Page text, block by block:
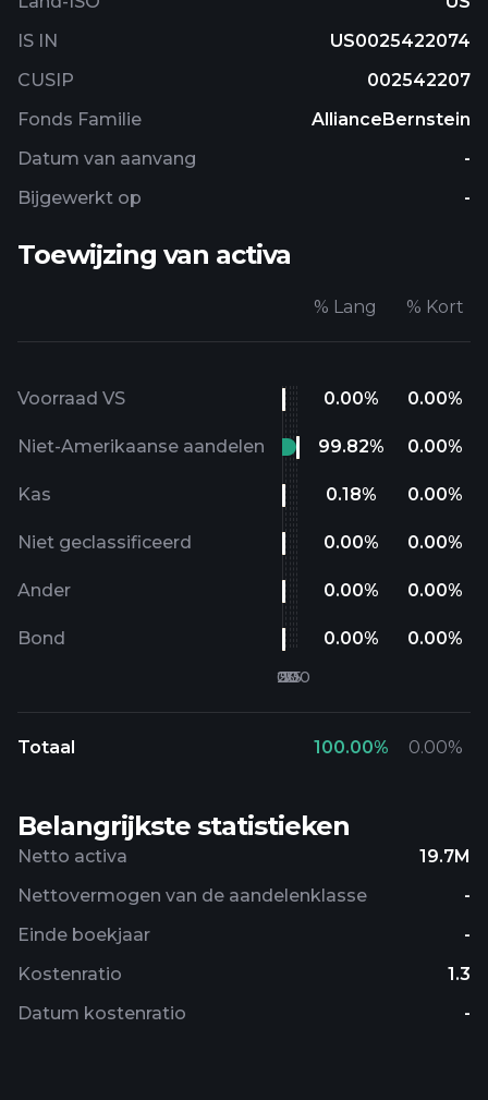
IS IN
US0025422074
CUSIP
002542207
Fonds Familie
AllianceBernstein
Datum van aanvang
-
Bijgewerkt op
-
Belangrijkste statistieken
Netto activa
19.7M
Nettovermogen van de aandelenklasse
-
Einde boekjaar
-
Kostenratio
1.3
Datum kostenratio
-
Toewijzing van activa
% Lang % Kort
Voorraad VS 0.00% 0.00%
Niet-Amerikaanse aandelen 99.82% 0.00%
Kas 0.18% 0.00%
Niet geclassificeerd 0.00% 0.00%
Ander 0.00% 0.00%
Bond 0.00% 0.00%
Totaal 100.00% 0.00%